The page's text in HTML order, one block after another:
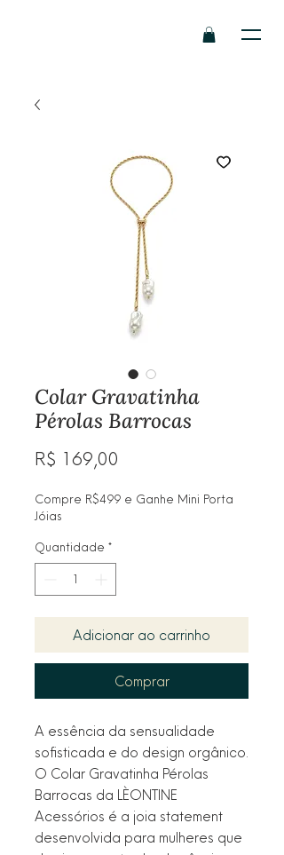
Colar Gravatinha
Pérolas Barrocas
R$ 169,00
Compre R$499 e Ganhe Mini Porta
Jóias
Quantidade *
Adicionar ao carrinho
Comprar
A essência da sensualidade
sofisticada e do design orgânico.
O Colar Gravatinha Pérolas
Barrocas da LÈONTINE
Acessórios é a joia statement
desenvolvida para mulheres que